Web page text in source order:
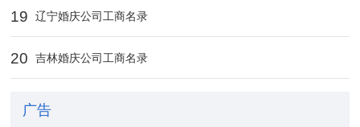
19 辽宁婚庆公司工商名录
20 吉林婚庆公司工商名录
广告